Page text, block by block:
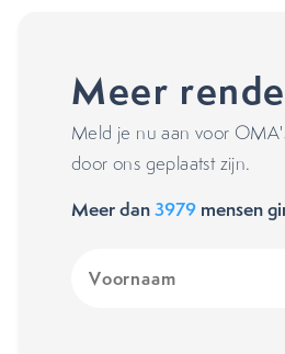
Meer
Meld je nu aan voor
door ons geplaatst zijn.
Meer dan3979 mensen
(Vereist)